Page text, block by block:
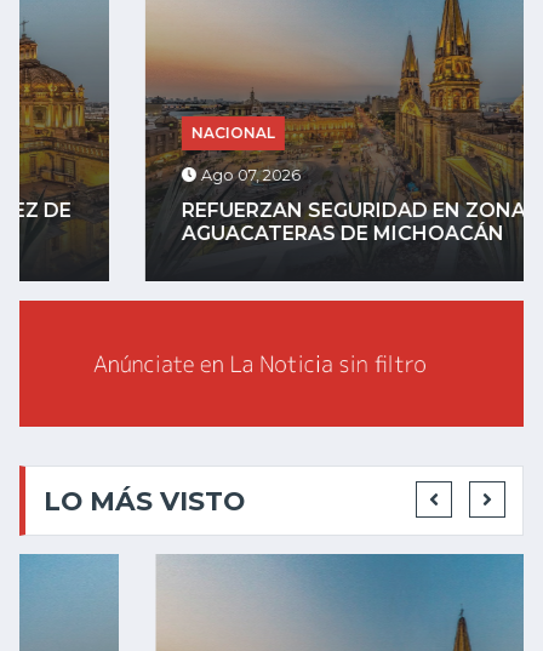
NACIONAL
Ago 07, 2026
REFUERZAN SEGURIDAD EN ZONAS
AGUACATERAS DE MICHOACÁN
LO MÁS VISTO